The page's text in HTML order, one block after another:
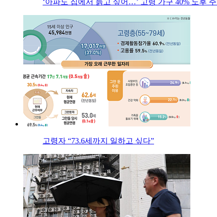
‘아파도 집에서 늙고 싶어…’ 고령 가구 40% 노후
고령자 “73.6세까지 일하고 싶다”